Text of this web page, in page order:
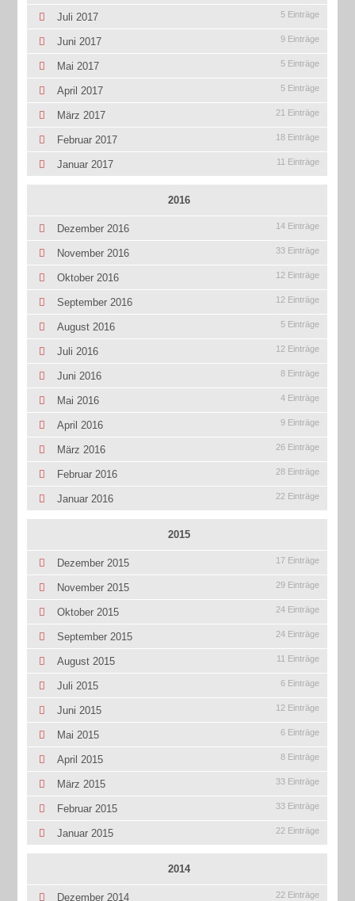
Juli 2017 5 Einträge
Juni 2017 9 Einträge
Mai 2017 5 Einträge
April 2017 5 Einträge
März 2017 21 Einträge
Februar 2017 18 Einträge
Januar 2017 11 Einträge
2016
Dezember 2016 14 Einträge
November 2016 33 Einträge
Oktober 2016 12 Einträge
September 2016 12 Einträge
August 2016 5 Einträge
Juli 2016 12 Einträge
Juni 2016 8 Einträge
Mai 2016 4 Einträge
April 2016 9 Einträge
März 2016 26 Einträge
Februar 2016 28 Einträge
Januar 2016 22 Einträge
2015
Dezember 2015 17 Einträge
November 2015 29 Einträge
Oktober 2015 24 Einträge
September 2015 24 Einträge
August 2015 11 Einträge
Juli 2015 6 Einträge
Juni 2015 12 Einträge
Mai 2015 6 Einträge
April 2015 8 Einträge
März 2015 33 Einträge
Februar 2015 33 Einträge
Januar 2015 22 Einträge
2014
Dezember 2014 22 Einträge